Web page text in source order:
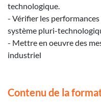
technologique.
- Vérifier les
système pluri-
- Mettre en oeuvre des
industriel
Contenu de la